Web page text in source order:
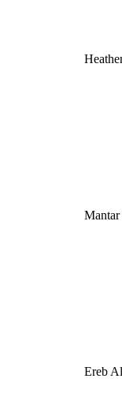
Mantar
Ereb